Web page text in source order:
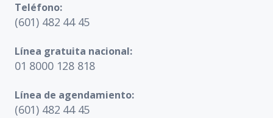
Teléfono:
(601) 482 44 45
Línea gratuita nacional:
01 8000 128 818
Línea de agendamiento:
(601) 482 44 45